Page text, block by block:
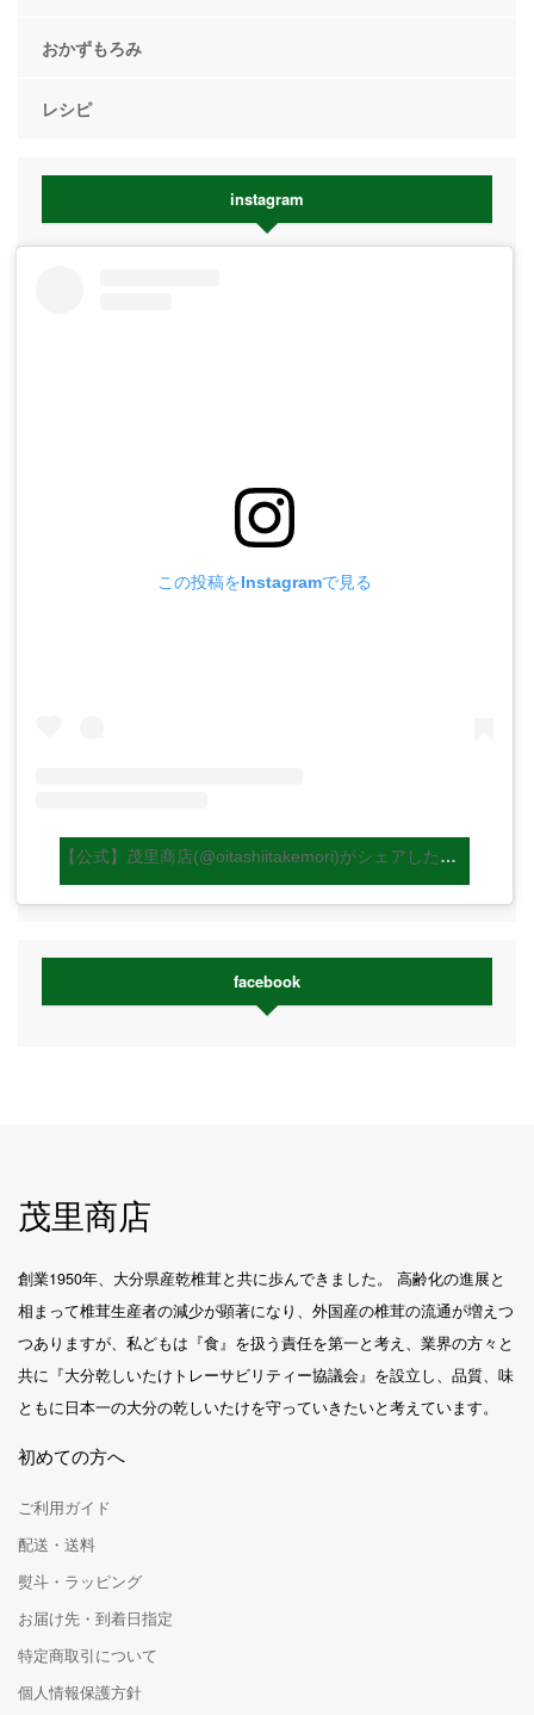
おかずもろみ
レシピ
instagram
この投稿をInstagramで見る
【公式】茂里商店(@oitashiitakemori)がシェアした投稿
facebook
茂里商店
創業1950年、大分県産乾椎茸と共に歩んできました。 高齢化の進展と
相まって椎茸生産者の減少が顕著になり、外国産の椎茸の流通が増えつ
つありますが、私どもは『食』を扱う責任を第一と考え、業界の方々と
共に『大分乾しいたけトレーサビリティー協議会』を設立し、品質、味
ともに日本一の大分の乾しいたけを守っていきたいと考えています。
初めての方へ
ご利用ガイド
配送・送料
熨斗・ラッピング
お届け先・到着日指定
特定商取引について
個人情報保護方針